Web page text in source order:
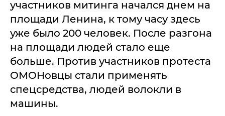
участников митинга начался днем на
площади Ленина, к тому часу здесь
уже было 200 человек. После разгона
на площади людей стало еще
больше. Против участников протеста
ОМОНовцы стали применять
спецсредства, людей волокли в
машины.